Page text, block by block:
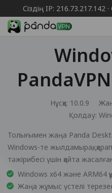
Сіздің IP: 216.73.217.142 ·
Нұсқа: 10.0.9
Қолдау:
Толығымен жаңа Panda
Windows-те жылдамырақ,
тәжірибесі үшін қайта
Windows x64 және ARM64
Жаңа жұмыс үстелі